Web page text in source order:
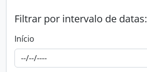
Filtrar por intervalo de datas:
Início